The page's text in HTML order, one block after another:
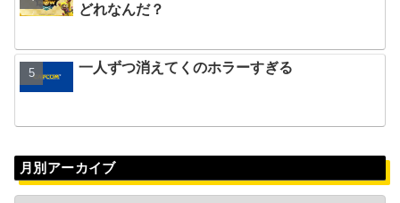
どれなんだ？
一人ずつ消えてくのホラーすぎる
月別アーカイブ